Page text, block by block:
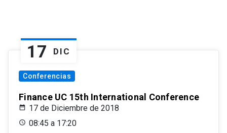
17 DIC
Conferencias
Finance UC 15th International Conference
17 de Diciembre de 2018
08:45 a 17:20